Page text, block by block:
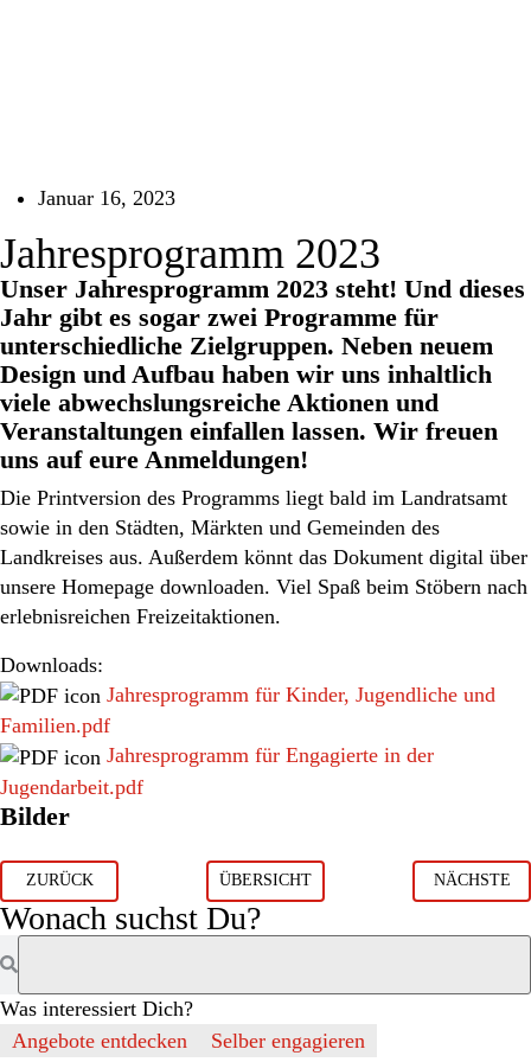
Januar 16, 2023
Jahresprogramm 2023
Unser Jahresprogramm 2023 steht! Und dieses
Jahr gibt es sogar zwei Programme für
unterschiedliche Zielgruppen. Neben neuem
Design und Aufbau haben wir uns inhaltlich
viele abwechslungsreiche Aktionen und
Veranstaltungen einfallen lassen. Wir freuen
uns auf eure Anmeldungen!
Die Printversion des Programms liegt bald im Landratsamt
sowie in den Städten, Märkten und Gemeinden des
Landkreises aus. Außerdem könnt das Dokument digital über
unsere Homepage downloaden. Viel Spaß beim Stöbern nach
erlebnisreichen Freizeitaktionen.
Downloads:
Jahresprogramm für Kinder, Jugendliche und
Familien.pdf
Jahresprogramm für Engagierte in der
Jugendarbeit.pdf
Bilder
ZURÜCK ÜBERSICHT NÄCHSTE
Wonach suchst Du?
Was interessiert Dich?
Angebote entdecken
Selber engagieren